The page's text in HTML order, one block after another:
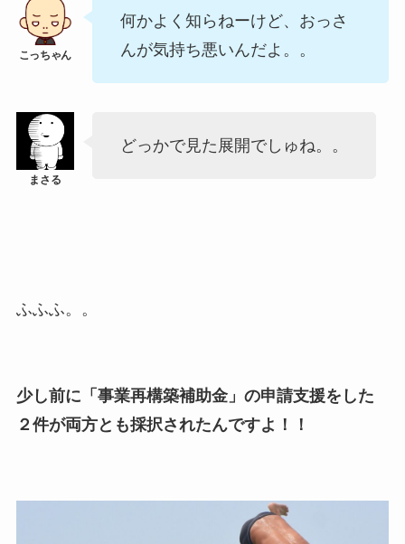
何かよく知らねーけど、おっさ
んが気持ち悪いんだよ。。
どっかで見た展開でしゅね。。
ふふふ。。
少し前に「事業再構築補助金」の申請支援をした
２件が両方とも採択されたんですよ！！